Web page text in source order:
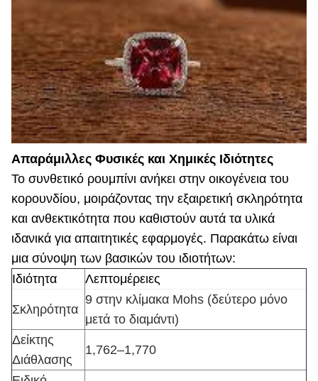
Απαράμιλλες Φυσικές και Χημικές Ιδιότητες
Το συνθετικό ρουμπίνι ανήκει στην οικογένεια του
κορουνδίου, μοιράζοντας την εξαιρετική σκληρότητα
και ανθεκτικότητα που καθιστούν αυτά τα υλικά
ιδανικά για απαιτητικές εφαρμογές. Παρακάτω είναι
μια σύνοψη των βασικών του ιδιοτήτων:
Ιδιότητα
Λεπτομέρειες
Σκληρότητα
9 στην κλίμακα Mohs (δεύτερο μόνο
μετά το διαμάντι)
Δείκτης
Διάθλασης
1,762–1,770